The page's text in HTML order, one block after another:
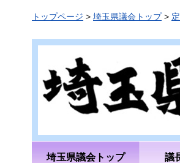
トップページ > 埼玉県議会トップ>
埼玉県議会トップ 議